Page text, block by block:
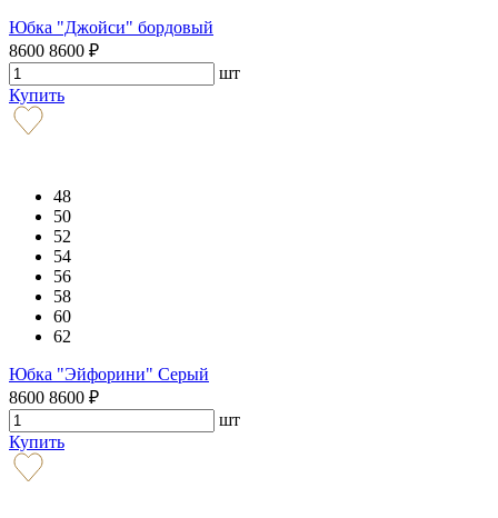
Юбка "Джойси" бордовый
8600 8600 ₽
шт
Купить
48
50
52
54
56
58
60
62
Юбка "Эйфорини" Серый
8600 8600 ₽
шт
Купить